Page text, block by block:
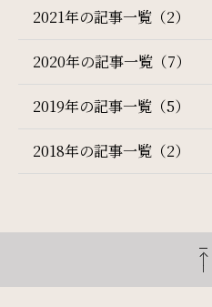
2021年の記事一覧（2）
2020年の記事一覧（7）
2019年の記事一覧（5）
2018年の記事一覧（2）